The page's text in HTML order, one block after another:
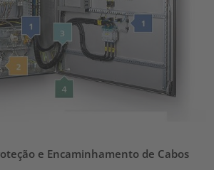
e Encaminhamento de Cabos